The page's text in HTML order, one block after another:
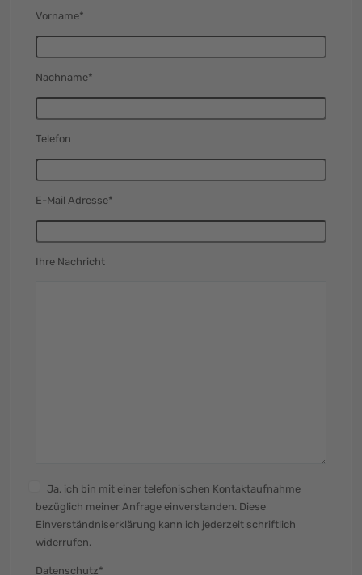
Vorname*
Nachname*
Telefon
E-Mail Adresse*
Ihre Nachricht
Ja, ich bin mit einer telefonischen Kontaktaufnahme
bezüglich meiner Anfrage einverstanden. Diese
Einverständniserklärung kann ich jederzeit schriftlich
widerrufen.
Datenschutz*